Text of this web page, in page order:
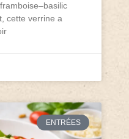
cette verrine a
ENTRÉES